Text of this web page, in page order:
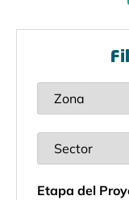
Etapa del